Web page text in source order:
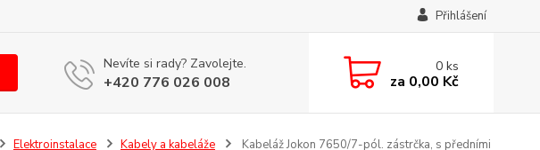
Přihlášení
Nevíte si rady? Zavolejte.
+420 776 026 008
0ks
za 0,00 Kč
Elektroinstalace Kabely a kabeláže
Kabeláž Jokon 7650/7-pól. zástrčka, s předními